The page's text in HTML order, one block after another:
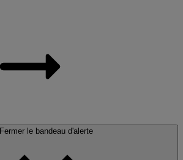
Fermer le bandeau d'alerte